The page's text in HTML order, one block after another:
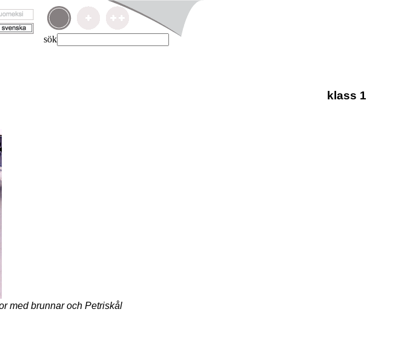
sök
klass 1
med brunnar och Petriskål